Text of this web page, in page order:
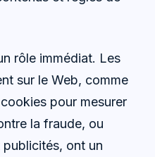
rôle immédiat. Les
sur le Web, comme
pour mesurer
la fraude, ou
ont un